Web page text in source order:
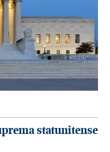
statunitense